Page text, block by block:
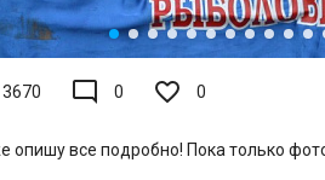
3670 mode_comment 0 0
опишу все подробно! Пока только